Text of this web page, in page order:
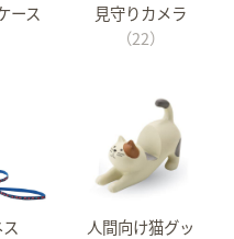
ース
見守りカメラ
（22）
人間向け猫グッ